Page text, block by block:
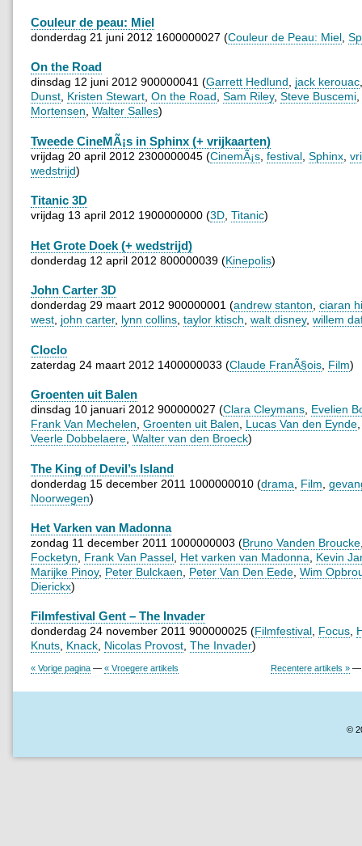
Couleur de peau: Miel
donderdag 21 juni 2012 1600000027 (Couleur de Peau: Miel
On the Road
dinsdag 12 juni 2012 900000041 (Garrett Hedlund, jack kerouac
Dunst, Kristen Stewart, On the Road, Sam Riley, Steve Buscemi,
Mortensen, Walter Salles)
Tweede CineMÃ¡s in Sphinx (+ vrijkaarten)
vrijdag 20 april 2012 2300000045 (CinemÃ¡s festival Sphinx
wedstrijd)
Titanic 3D
vrijdag 13 april 2012 1900000000 (3D Titanic)
Het Grote Doek (+ wedstrijd)
donderdag 12 april 2012 800000039 (Kinepolis)
John Carter 3D
donderdag 29 maart 2012 900000001 (andrew stanton ciaran
west john carter, lynn collins taylor ktisch walt disney, willem
Cloclo
zaterdag 24 maart 2012 1400000033 (Claude FranÃ§ois Film)
Groenten uit Balen
dinsdag 10 januari 2012 900000027 (Clara Cleymans Evelien
Frank Van Mechelen Groenten uit Balen Lucas Van den Eynde
Veerle Dobbelaere Walter van den Broeck)
The King of Devil’s Island
donderdag 15 december 2011 1000000010 (drama Film
Noorwegen)
Het Varken van Madonna
zondag 11 december 2011 1000000003 (Bruno Vanden Broucke
Focketyn
Frank Van Passel Het varken van Madonna
Kevin
Marijke Pinoy, Peter Bulckaen Peter Van Den Eede Wim
Dierickx)
Filmfestival Gent – The Invader
donderdag 24 november 2011 900000025 (Filmfestival, Focus,
Knuts, Knack, Nicolas Provost, The Invader)
« Vorige pagina — « Vroegere artikels Recentere artikels »
©